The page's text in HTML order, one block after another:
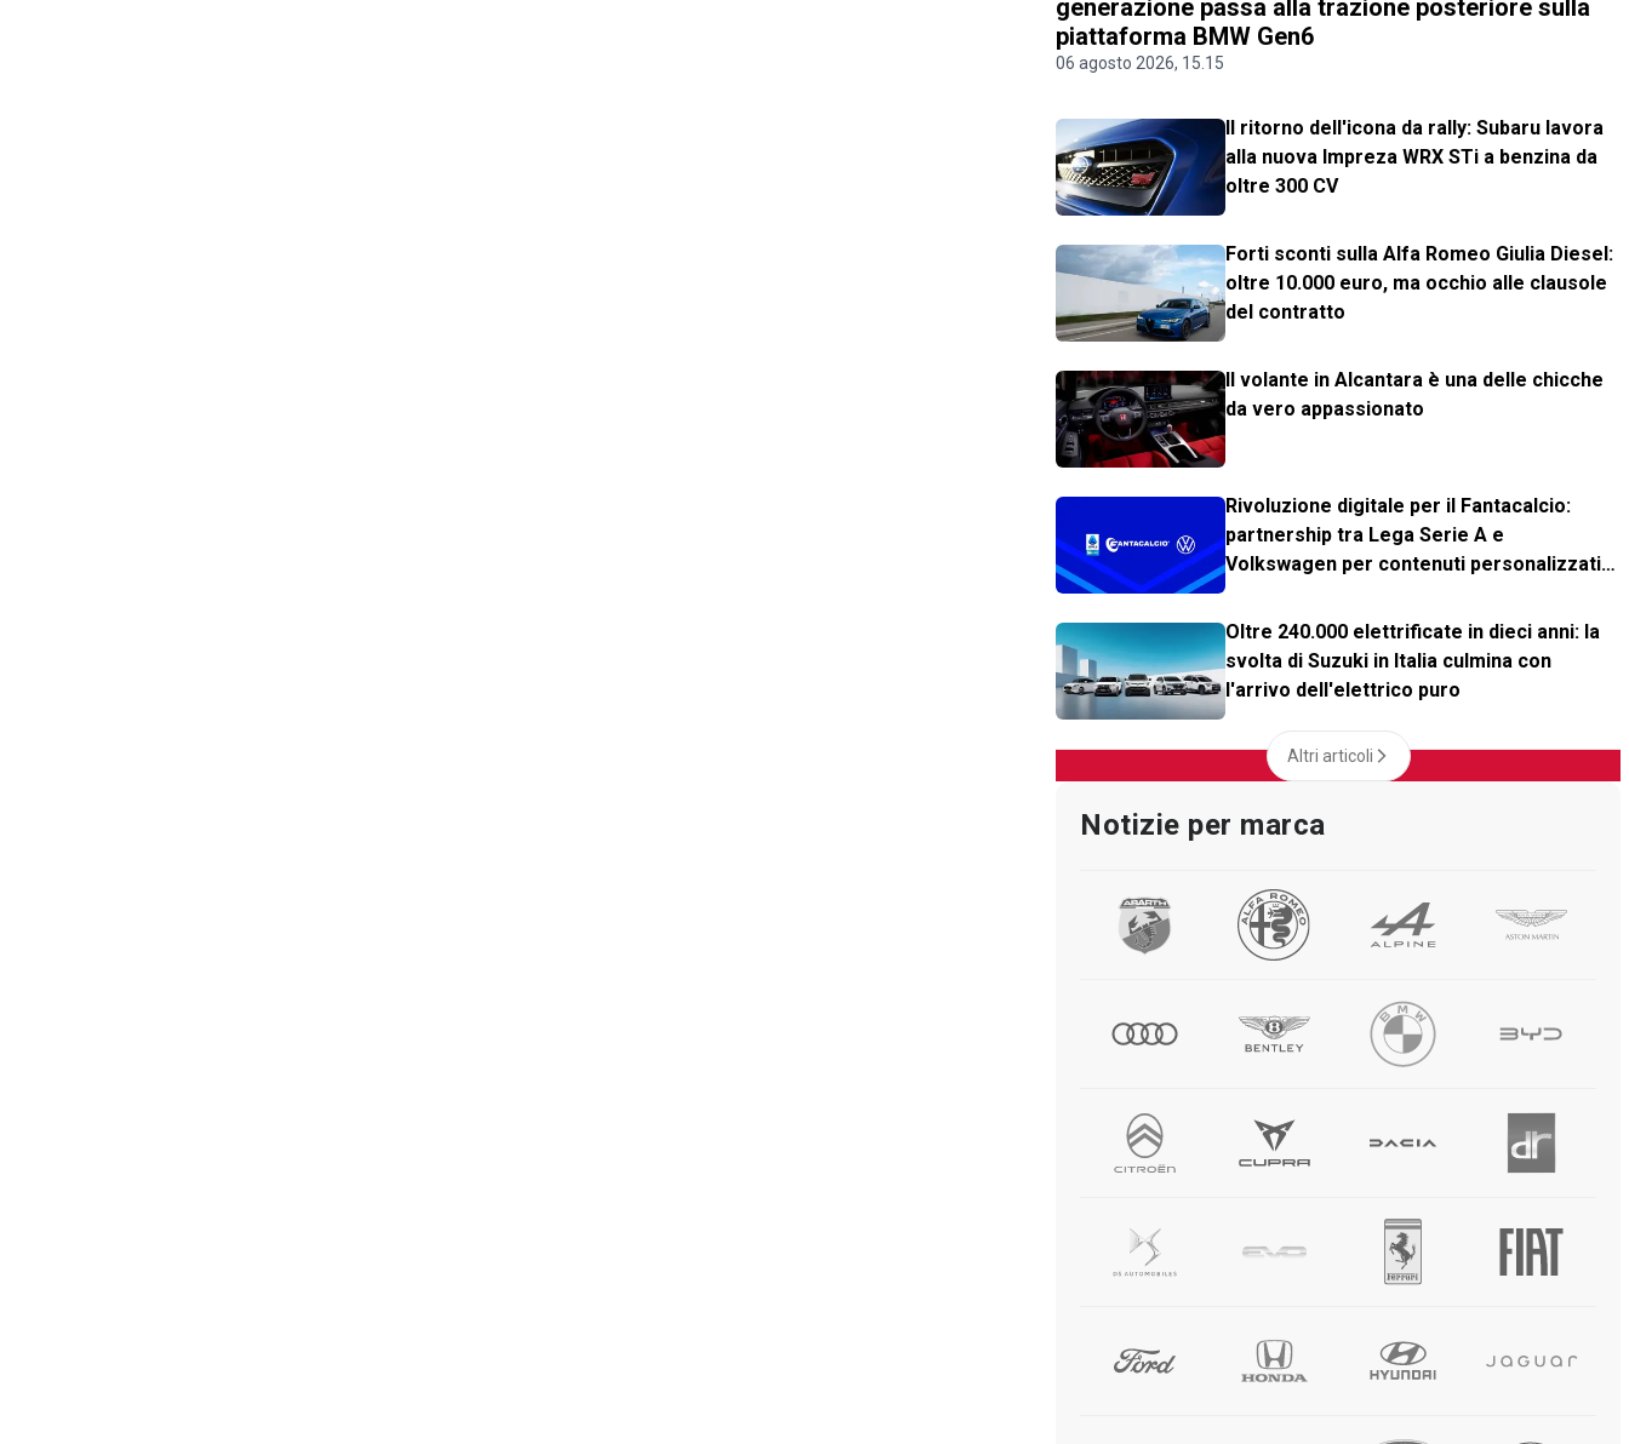
generazione passa alla trazione posteriore sulla
piattaforma BMW Gen6
06 agosto 2026, 15.15
Il ritorno dell'icona da rally: Subaru lavora
alla nuova Impreza WRX STi a benzina da
oltre 300 CV
Forti sconti sulla Alfa Romeo Giulia Diesel:
oltre 10.000 euro, ma occhio alle clausole
del contratto
Il volante in Alcantara è una delle chicche
da vero appassionato
Rivoluzione digitale per il Fantacalcio:
partnership tra Lega Serie A e
Volkswagen per contenuti personalizzati
Oltre 240.000 elettrificate in dieci anni: la
svolta di Suzuki in Italia culmina con
l'arrivo dell'elettrico puro
Altri articoli
Notizie per marca